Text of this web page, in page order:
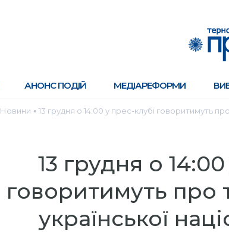
АНОНС ПОДІЙ МЕДІАРЕФОРМИ
Новини ● 13 грудня о 14:00 у прес-клубі говоритимуть
13 грудня о
говоритимуть про
української